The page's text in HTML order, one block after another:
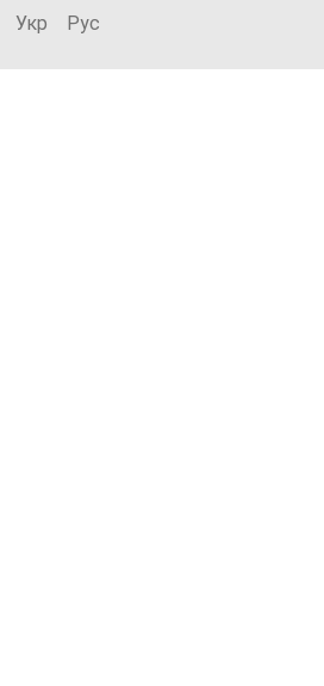
Укр Рус